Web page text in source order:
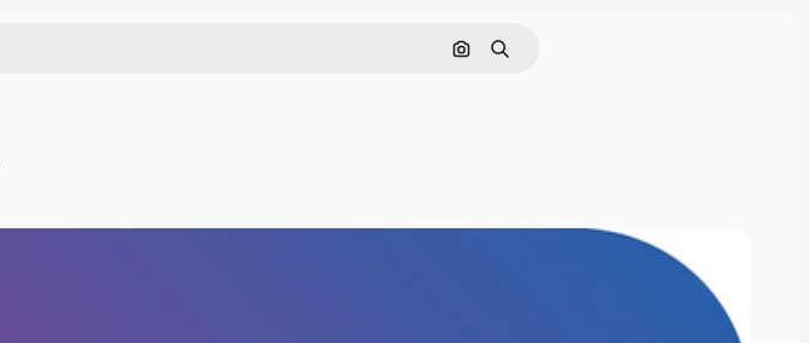
Cerca per immagine
Ricerca